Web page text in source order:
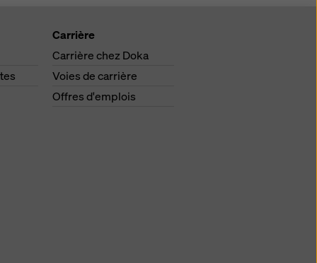
Carrière
Carrière chez Doka
Voies de carrière
Offres d'emplois